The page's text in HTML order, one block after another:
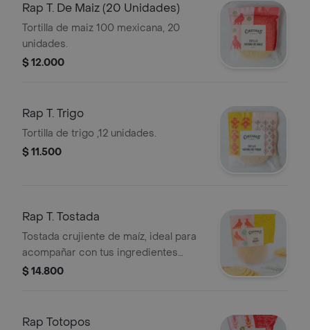
Rap T. De Maiz (20 Unidades)
Tortilla de maiz 100 mexicana, 20
unidades.
$ 12.000
Rap T. Trigo
Tortilla de trigo ,12 unidades.
$ 11.500
Rap T. Tostada
Tostada crujiente de maíz, ideal para
acompañar con tus ingredientes
favoritos.
$ 14.800
Rap Totopos